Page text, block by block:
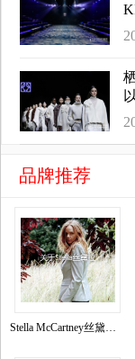
品牌推荐
Stella McCartney丝黛拉•麦卡妮品牌资料介绍